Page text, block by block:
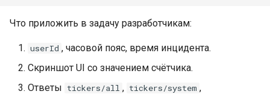
Что приложить в задачу разработчикам:
userId , часовой пояс, время инцидента.
Скриншот UI со значением счётчика.
Ответы tickers/all , tickers/system ,